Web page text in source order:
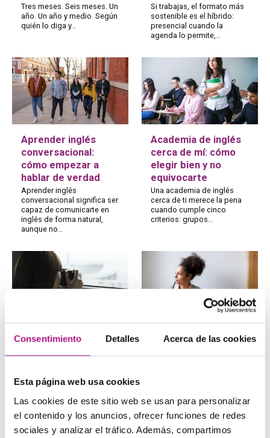
Consentimiento Detalles Acerca de las cookies
Esta página web usa cookies
Las cookies de este sitio web se usan para personalizar
el contenido y los anuncios, ofrecer funciones de redes
sociales y analizar el tráfico. Además, compartimos
Tres meses. Seis meses. Un
año. Un año y medio. Según
quién lo diga y…
Si trabajas, el formato más
sostenible es el híbrido:
presencial cuando la
agenda lo permite,…
Aprender inglés
conversacional:
cómo empezar a
hablar de verdad
Aprender inglés
conversacional significa ser
capaz de comunicarte en
inglés de forma natural,
aunque no…
Academia de inglés
cerca de mí: cómo
elegir bien y no
equivocarte
Una academia de inglés
cerca de ti merece la pena
cuando cumple cinco
criterios: grupos…
Will vs going to:
cuándo usar cada
uno en inglés (con
Will vs going to. ¿Cuál usar
inglés? Ambas formas
verbales…
Linking words en
inglés: Guía
completa con
lleva tu nivel y el de…